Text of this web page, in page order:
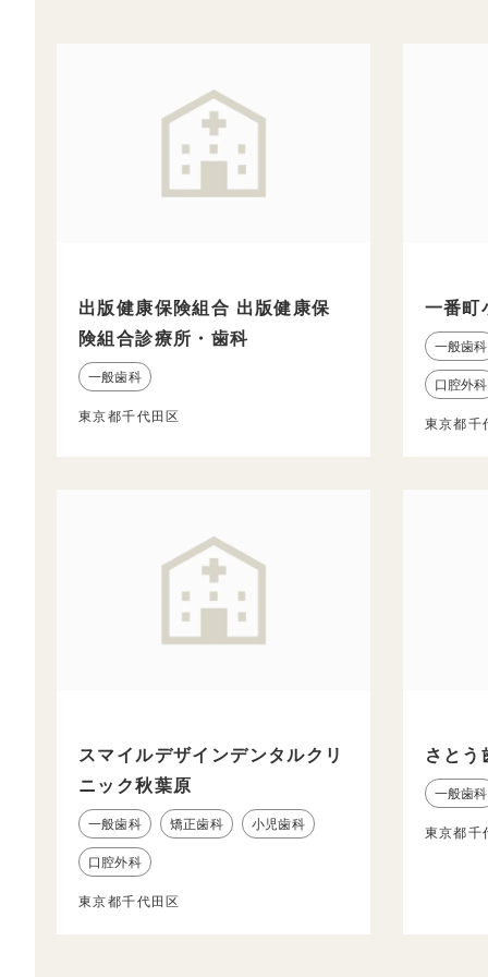
出版健康保険組合 出版健康保
険組合診療所・歯科
一般歯科
東京都千代田区
一番町
一般歯科
口腔外科
東京都千
スマイルデザインデンタルクリ
ニック秋葉原
一般歯科 矯正歯科 小児歯科
口腔外科
東京都千代田区
さとう
一般歯科
東京都千